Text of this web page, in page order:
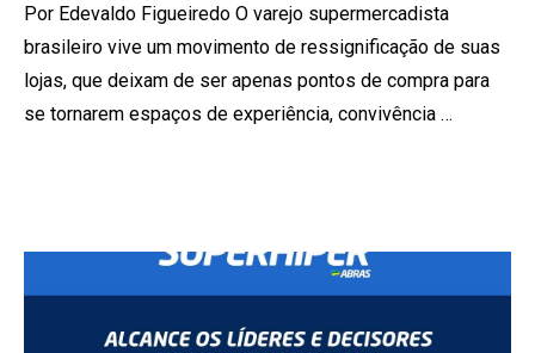
Por Edevaldo Figueiredo O varejo supermercadista
brasileiro vive um movimento de ressignificação de suas
lojas, que deixam de ser apenas pontos de compra para
se tornarem espaços de experiência, convivência …